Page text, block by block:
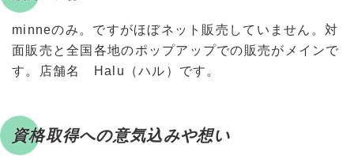
minneのみ。ですがほぼネット販売していません。対
面販売と全国各地のポップアップでの販売がメインで
す。店舗名 Halu（ハル）です。
資格取得への意気込みや想い